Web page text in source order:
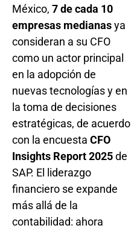
México, 7 de cada 10
empresas medianasya
consideran a su CFO
como un actor principal
en la adopción de
nuevas tecnologías y en
la toma de decisiones
estratégicas, de acuerdo
con la encuesta CFO
Insights Report 2025de
SAP. El liderazgo
financiero se expande
más allá de la
contabilidad: ahora